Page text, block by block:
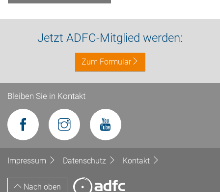
Jetzt ADFC-Mitglied werden:
Zum Formular
Bleiben Sie in Kontakt
Impressum Datenschutz Kontakt
Nach oben